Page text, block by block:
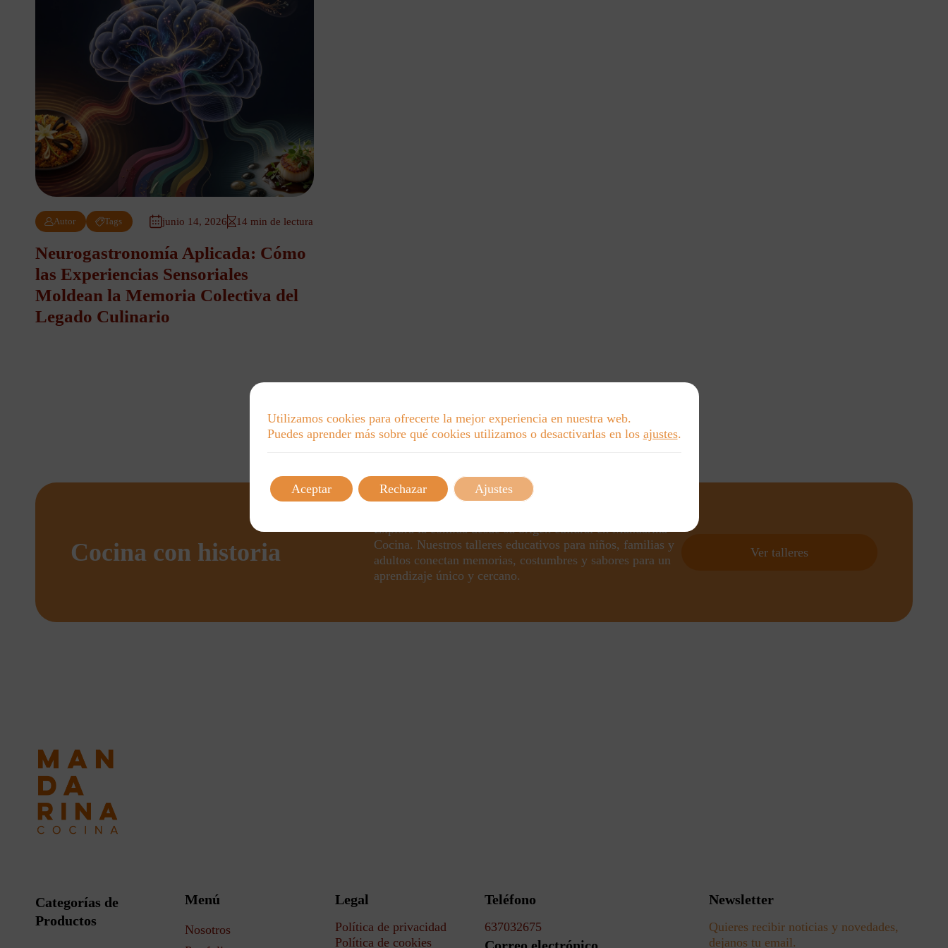
Autor Tags junio 14, 2026 14 min de lectura
Neurogastronomía Aplicada: Cómo
las Experiencias Sensoriales
Moldean la Memoria Colectiva del
Legado Culinario
Cocina con historia
Explora la comida desde su origen cultural en Mandarina
Cocina. Nuestros talleres educativos para niños, familias y
adultos conectan memorias, costumbres y sabores para un
aprendizaje único y cercano.
Ver talleres
Categorías de
Productos
Menú
Nosotros
Legal
Política de privacidad
Política de cookies
Teléfono
637032675
Newsletter
Quieres recibir noticias y novedades,
dejanos tu email.
Utilizamos cookies para ofrecerte la mejor experiencia en nuestra web.
Puedes aprender más sobre qué cookies utilizamos o desactivarlas en los ajustes.
Aceptar Rechazar Ajustes